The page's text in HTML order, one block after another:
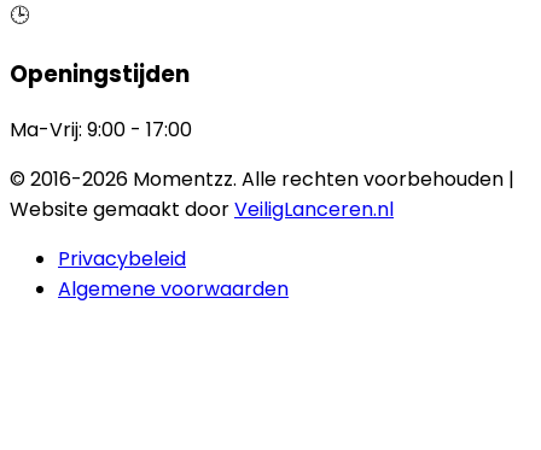
🕒
Openingstijden
Ma-Vrij: 9:00 - 17:00
© 2016-2026 Momentzz. Alle rechten voorbehouden |
Website gemaakt doorVeiligLanceren.nl
Privacybeleid
Algemene voorwaarden